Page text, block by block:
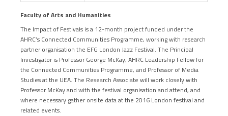
Faculty of Arts and Humanities
The Impact of Festivals is a 12-month project funded under the
AHRC’s Connected Communities Programme, working with research
partner organisation the EFG London Jazz Festival. The Principal
Investigator is Professor George McKay, AHRC Leadership Fellow for
the Connected Communities Programme, and Professor of Media
Studies at the UEA. The Research Associate will work closely with
Professor McKay and with the festival organisation and attend, and
where necessary gather onsite data at the 2016 London festival and
related events.